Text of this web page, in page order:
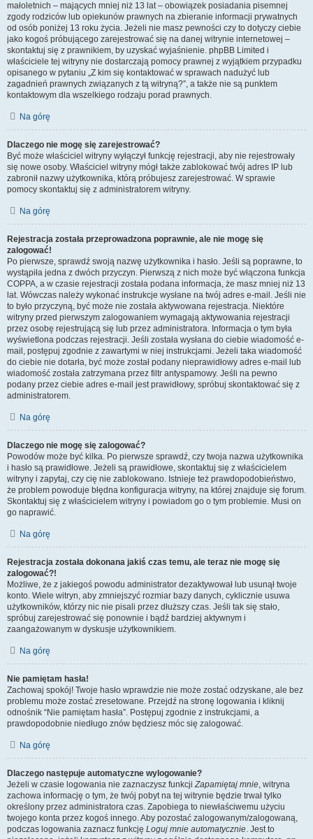
małoletnich – mających mniej niż 13 lat – obowiązek posiadania pisemnej
zgody rodziców lub opiekunów prawnych na zbieranie informacji prywatnych
od osób poniżej 13 roku życia. Jeżeli nie masz pewności czy to dotyczy ciebie
jako kogoś próbującego zarejestrować się na danej witrynie internetowej –
skontaktuj się z prawnikiem, by uzyskać wyjaśnienie. phpBB Limited i
właściciele tej witryny nie dostarczają pomocy prawnej z wyjątkiem przypadku
opisanego w pytaniu „Z kim się kontaktować w sprawach nadużyć lub
zagadnień prawnych związanych z tą witryną?”, a także nie są punktem
kontaktowym dla wszelkiego rodzaju porad prawnych.
Na górę
Dlaczego nie mogę się zarejestrować?
Być może właściciel witryny wyłączył funkcję rejestracji, aby nie rejestrowały
się nowe osoby. Właściciel witryny mógł także zablokować twój adres IP lub
zabronił nazwy użytkownika, którą próbujesz zarejestrować. W sprawie
pomocy skontaktuj się z administratorem witryny.
Na górę
Rejestracja została przeprowadzona poprawnie, ale nie mogę się
zalogować!
Po pierwsze, sprawdź swoją nazwę użytkownika i hasło. Jeśli są poprawne, to
wystąpiła jedna z dwóch przyczyn. Pierwszą z nich może być włączona funkcja
COPPA, a w czasie rejestracji została podana informacja, że masz mniej niż 13
lat. Wówczas należy wykonać instrukcje wysłane na twój adres e-mail. Jeśli nie
to było przyczyną, być może nie została aktywowana rejestracja. Niektóre
witryny przed pierwszym zalogowaniem wymagają aktywowania rejestracji
przez osobę rejestrującą się lub przez administratora. Informacja o tym była
wyświetlona podczas rejestracji. Jeśli została wysłana do ciebie wiadomość e-
mail, postępuj zgodnie z zawartymi w niej instrukcjami. Jeżeli taka wiadomość
do ciebie nie dotarła, być może został podany nieprawidłowy adres e-mail lub
wiadomość została zatrzymana przez filtr antyspamowy. Jeśli na pewno
podany przez ciebie adres e-mail jest prawidłowy, spróbuj skontaktować się z
administratorem.
Na górę
Dlaczego nie mogę się zalogować?
Powodów może być kilka. Po pierwsze sprawdź, czy twoja nazwa użytkownika
i hasło są prawidłowe. Jeżeli są prawidłowe, skontaktuj się z właścicielem
witryny i zapytaj, czy cię nie zablokowano. Istnieje też prawdopodobieństwo,
że problem powoduje błędna konfiguracja witryny, na której znajduje się forum.
Skontaktuj się z właścicielem witryny i powiadom go o tym problemie. Musi on
go naprawić.
Na górę
Rejestracja została dokonana jakiś czas temu, ale teraz nie mogę się
zalogować?!
Możliwe, że z jakiegoś powodu administrator dezaktywował lub usunął twoje
konto. Wiele witryn, aby zmniejszyć rozmiar bazy danych, cyklicznie usuwa
użytkowników, którzy nic nie pisali przez dłuższy czas. Jeśli tak się stało,
spróbuj zarejestrować się ponownie i bądź bardziej aktywnym i
zaangażowanym w dyskusje użytkownikiem.
Na górę
Nie pamiętam hasła!
Zachowaj spokój! Twoje hasło wprawdzie nie może zostać odzyskane, ale bez
problemu może zostać zresetowane. Przejdź na stronę logowania i kliknij
odnośnik “Nie pamiętam hasła”. Postępuj zgodnie z instrukcjami, a
prawdopodobnie niedługo znów będziesz móc się zalogować.
Na górę
Dlaczego następuje automatyczne wylogowanie?
Jeżeli w czasie logowania nie zaznaczysz funkcjiZapamiętaj mnie, witryna
zachowa informację o tym, że twój pobyt na tej witrynie będzie trwał tylko
określony przez administratora czas. Zapobiega to niewłaściwemu użyciu
twojego konta przez kogoś innego. Aby pozostać zalogowanym/zalogowaną,
podczas logowania zaznacz funkcję Loguj mnie automatycznie. Jest to